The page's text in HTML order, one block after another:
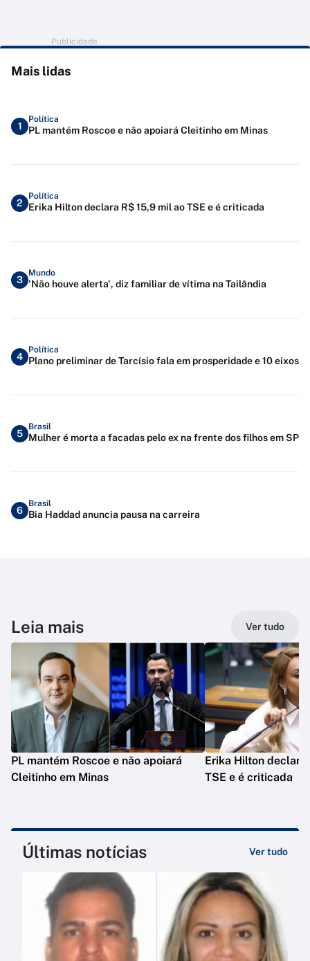
Publicidade
Mais lidas
1
Política
PL mantém Roscoe e não apoiará Cleitinho em Minas
2
Política
Erika Hilton declara R$ 15,9 mil ao TSE e é criticada
3
Mundo
'Não houve alerta', diz familiar de vítima na Tailândia
4
Política
Plano preliminar de Tarcísio fala em prosperidade e 10 eixos
5
Brasil
Mulher é morta a facadas pelo ex na frente dos filhos em SP
6
Brasil
Bia Haddad anuncia pausa na carreira
Leia mais Ver tudo
PL mantém Roscoe e não apoiará
Cleitinho em Minas
Erika Hilton declara
TSE e é criticada
Últimas notícias Ver tudo